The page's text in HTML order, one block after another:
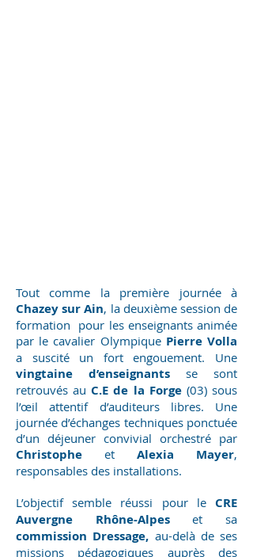
Tout comme la première journée à
Chazey sur Ain, la deuxième session de
formation pour les enseignants animée
par le cavalier Olympique Pierre Volla
a suscité un fort engouement. Une
vingtaine d’enseignants se sont
retrouvés auC.E de la Forge(03) sous
l’œil attentif d’auditeurs libres. Une
journée d’échanges techniques ponctuée
d’un déjeuner convivial orchestré par
Christophe et Alexia Mayer,
responsables des installations.
L’objectif semble réussi pour le CRE
Auvergne Rhône-Alpeset sa
commission Dressage, au-delà de ses
missions pédagogiques auprès des